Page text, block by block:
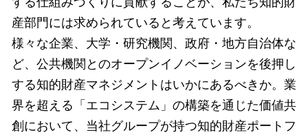
産部門には求められていると考えています。
様々な企業、大学・研究機関、政府・地方自治体な
ど、公共機関とのオープンイノベーションを後押し
する知的財産マネジメントはいかにあるべきか。業
界を超える「エコシステム」の構築を通じた価値共
創において、当社グループが持つ知的財産ポートフ